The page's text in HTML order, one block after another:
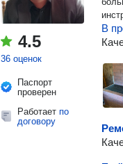
4.5
36 оценок
Паспорт
проверен
Работает по
договору
В